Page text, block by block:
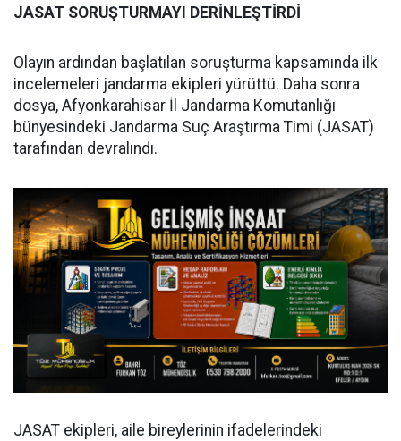
JASAT SORUŞTURMAYI DERİNLEŞTİRDİ
Olayın ardından başlatılan soruşturma kapsamında ilk
incelemeleri jandarma ekipleri yürüttü. Daha sonra
dosya, Afyonkarahisar İl Jandarma Komutanlığı
bünyesindeki Jandarma Suç Araştırma Timi (JASAT)
tarafından devralındı.
JASAT ekipleri, aile bireylerinin ifadelerindeki